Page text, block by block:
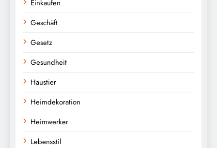
Einkaufen
Geschäft
Gesetz
Gesundheit
Haustier
Heimdekoration
Heimwerker
Lebensstil